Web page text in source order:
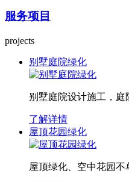
服务项目
projects
别墅庭院绿化
别墅庭院设计施工，
了解详情
屋顶花园绿化
屋顶绿化、空中花园